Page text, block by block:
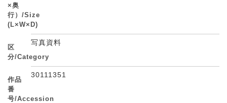
×奥
行）/Size
(L×W×D)
区
分/Category
写真資料
作品
番
号/Accession
30111351